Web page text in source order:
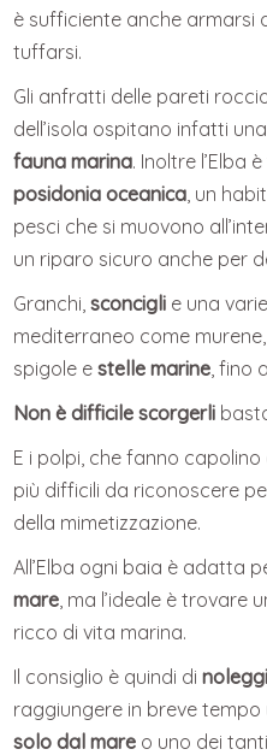
è sufficiente anche armarsi
tuffarsi.
Gli anfratti delle pareti
dell’isola ospitano infatti
fauna marina. Inoltre l’Elba
posidonia oceanica , un
pesci che si muovono
un riparo sicuro anche per
Granchi,sconcigli e una
mediterraneo come
spigole estelle marine , fino
Non è difficile scorgerli
E i polpi, che fanno
più difficili da riconoscere
della mimetizzazione.
All’Elba ogni baia è adatta
mare , ma l’ideale è
ricco di vita marina.
Il consiglio è quindi di
raggiungere in breve
solo dal mare o uno dei